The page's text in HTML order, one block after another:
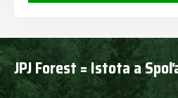
JPJ Forest = Istota a